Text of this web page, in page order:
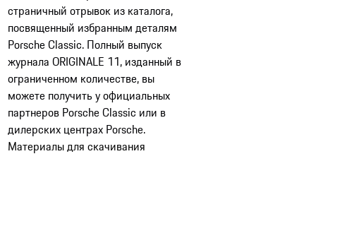
страничный отрывок из каталога,
посвященный избранным деталям
Porsche Classic. Полный выпуск
журнала ORIGINALE 11, изданный в
ограниченном количестве, вы
можете получить у официальных
партнеров Porsche Classic или в
дилерских центрах Porsche. ​​
Материалы для скачивания